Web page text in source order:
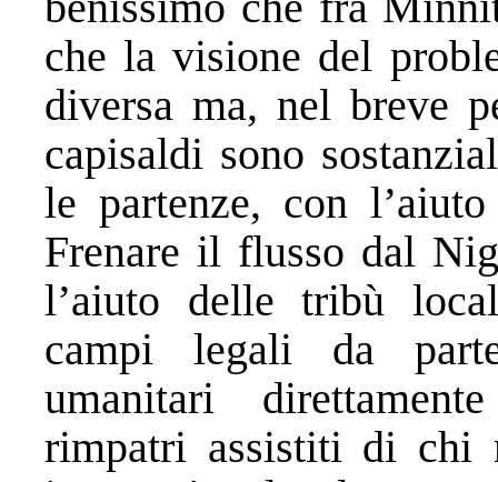
che la visione del
diversa ma, nel breve
capisaldi sono
le partenze, con
Frenare il flusso dal
l’aiuto delle tribù
campi legali da
umanitari
rimpatri assistiti di chi